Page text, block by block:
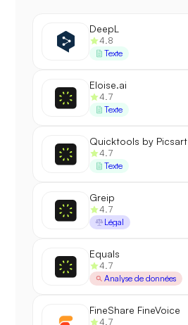
DeepL
4.8
Texte
Eloise.ai
4.7
Texte
Quicktools by Picsart
4.7
Texte
Greip
4.7
Légal
Equals
4.7
Analyse de données
FineShare FineVoice
4.7